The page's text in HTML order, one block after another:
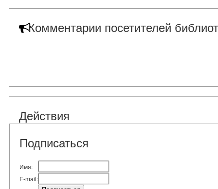
Комментарии посетителей
Действия
Подписаться
Имя:
E-mail: